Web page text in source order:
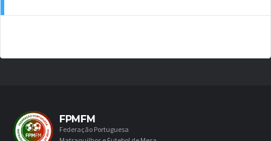
FPMFM
Federação Portuguesa